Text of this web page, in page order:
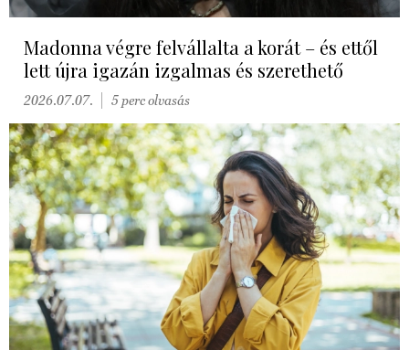
Madonna végre felvállalta a korát – és ettől
lett újra igazán izgalmas és szerethető
2026.07.07. 5 perc olvasás